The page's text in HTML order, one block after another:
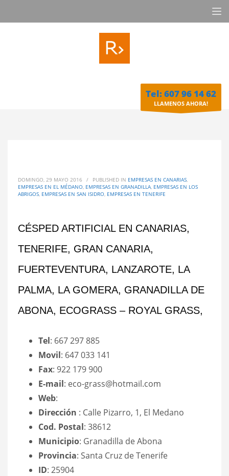
Tel: 607 96 14 62
LLAMENOS AHORA!
DOMINGO, 29 MAYO 2016 / PUBLISHED IN EMPRESAS EN CANARIAS,
EMPRESAS EN EL MÉDANO, EMPRESAS EN GRANADILLA, EMPRESAS EN LOS
ABRIGOS, EMPRESAS EN SAN ISIDRO, EMPRESAS EN TENERIFE
CÉSPED ARTIFICIAL EN CANARIAS,
TENERIFE, GRAN CANARIA,
FUERTEVENTURA, LANZAROTE, LA
PALMA, LA GOMERA, GRANADILLA DE
ABONA, ECOGRASS – ROYAL GRASS,
Tel: 667 297 885
Movil: 647 033 141
Fax: 922 179 900
E-mail: eco-grass@hotmail.com
Web:
Dirección : Calle Pizarro, 1, El Medano
Cod. Postal: 38612
Municipio: Granadilla de Abona
Provincia: Santa Cruz de Tenerife
ID: 25904